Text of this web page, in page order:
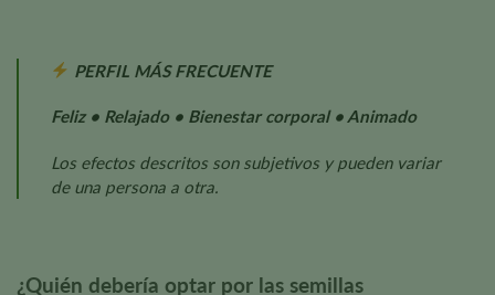
PERFIL MÁS FRECUENTE
Feliz • Relajado • Bienestar corporal • Animado
Los efectos descritos son subjetivos y pueden variar
de una persona a otra.
¿Quién debería optar por las semillas